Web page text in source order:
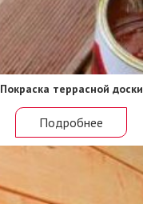
Покраска террасной доски
Подробнее